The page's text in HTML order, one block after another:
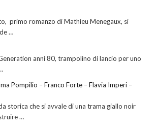
primo romanzo di Mathieu Menegaux, si
…
anni 80, trampolino di lancio per uno
Pompilio – Franco Forte – Flavia Imperi –
storica che si avvale di una trama giallo noir
…